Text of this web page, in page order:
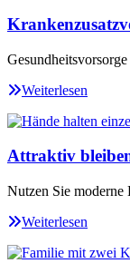
Weiterlesen
Attraktiv
Nutzen Sie moderne
Weiterlesen